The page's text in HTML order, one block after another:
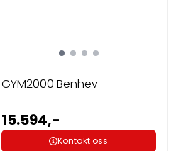
GYM2000 Benhev
15.594,-
Kontakt oss